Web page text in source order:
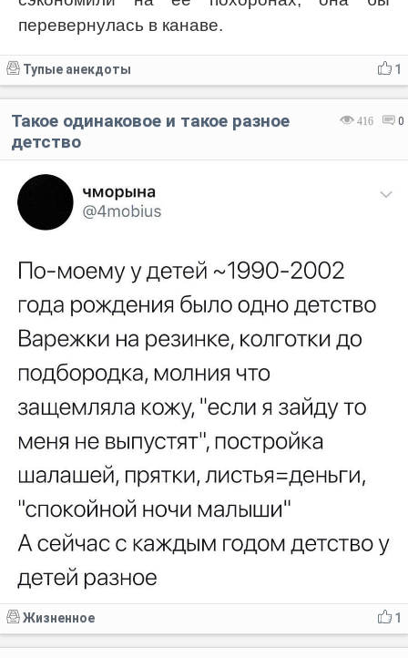
перевернулась в канаве.
1
Тупые анекдоты
416 0
Такое одинаковое и такое разное
детство
1
Жизненное